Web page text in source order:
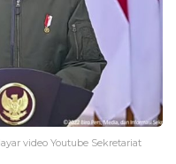
video Youtube Sekretariat